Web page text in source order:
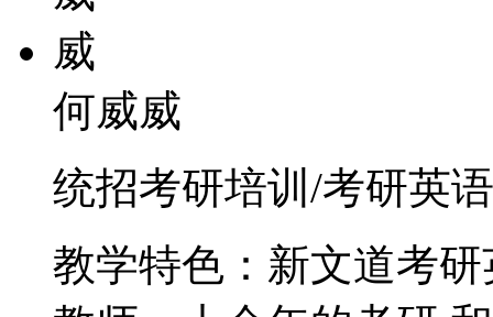
何威威
统招考研培训/考研英
教学特色：新文道考